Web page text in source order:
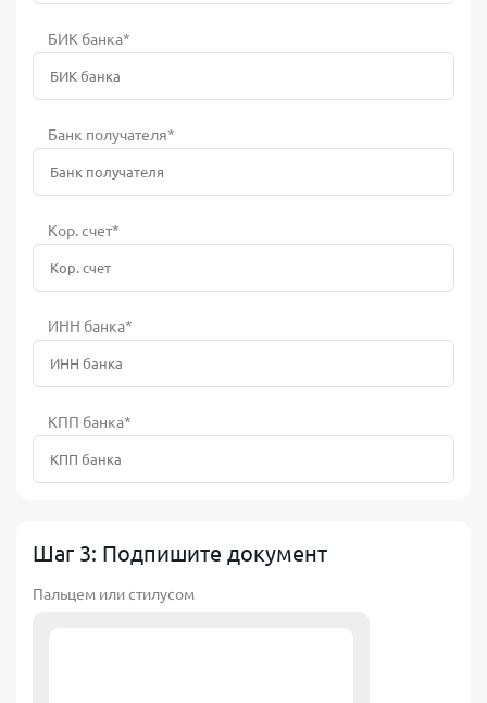
БИК банка*
Банк получателя*
Кор. счет*
ИНН банка*
КПП банка*
Шаг 3: Подпишите документ
Пальцем или стилусом